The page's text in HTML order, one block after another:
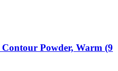
Contour Powder, Warm (9